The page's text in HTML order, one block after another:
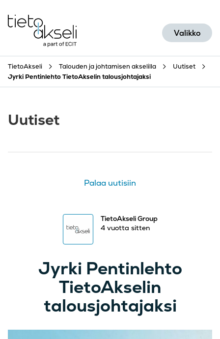
Valikko
TietoAkseli Talouden ja johtamisen akselilla
Uutiset
Jyrki Pentinlehto TietoAkselin talousjohtajaksi
Uutiset
Palaa uutisiin
TietoAkseli Group
4 vuotta sitten
Jyrki Pentinlehto
TietoAkselin
talousjohtajaksi